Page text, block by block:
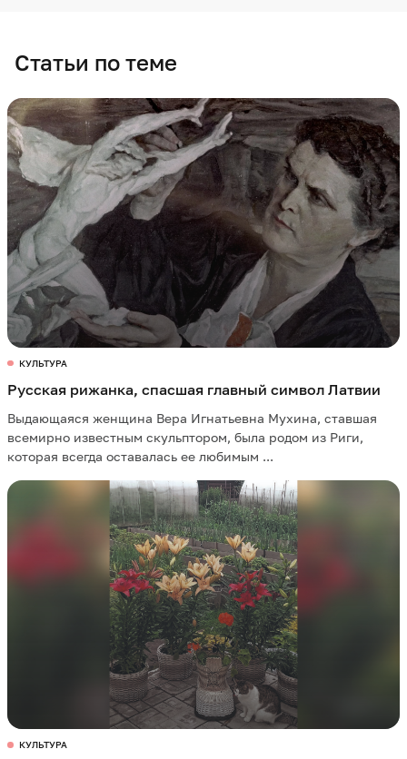
Статьи по теме
КУЛЬТУРА
Русская рижанка, спасшая главный символ Латвии
Выдающаяся женщина Вера Игнатьевна Мухина, ставшая
всемирно известным скульптором, была родом из Риги,
которая всегда оставалась ее любимым ...
КУЛЬТУРА